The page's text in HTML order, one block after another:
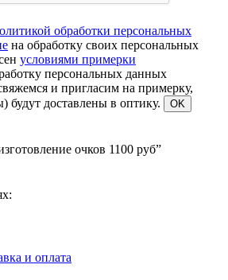
обработки персональных
на обработку своих персональных
условиями примерки
персональных данных
и пригласим на примерку,
будут доставлены в оптику.
OK
очков 1100 руб”
и оплата